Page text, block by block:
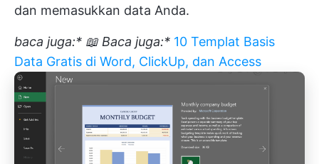
dan memasukkan data Anda.
baca juga:* 📖 Baca juga:* 10 Templat Basis
Data Gratis di Word, ClickUp, dan Access